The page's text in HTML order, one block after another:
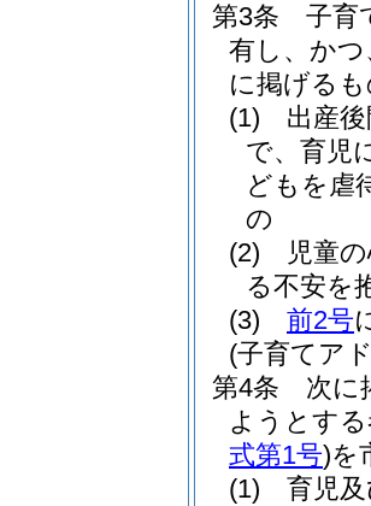
第3条
子育
有し、か
に掲げる
(1)
出産
で、育児
どもを虐
の
(2)
児童
る不安を
(3)
前2号
(子育てア
第4条
次に
ようとす
式第1号)を
(1)
育児